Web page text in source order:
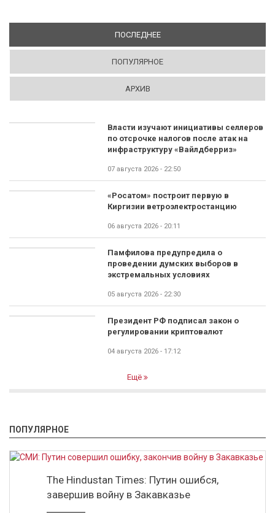
ПОСЛЕДНЕЕ(АКТИВНАЯ ВКЛАДКА)
ПОПУЛЯРНОЕ
АРХИВ
Власти изучают инициативы селлеров
по отсрочке налогов после атак на
инфраструктуру «Вайлдберриз»
07 августа 2026 - 22:50
«Росатом» построит первую в
Киргизии ветроэлектростанцию
06 августа 2026 - 20:11
Памфилова предупредила о
проведении думских выборов в
экстремальных условиях
05 августа 2026 - 22:30
Президент РФ подписал закон о
регулировании криптовалют
04 августа 2026 - 17:12
Ещё
ПОПУЛЯРНОЕ
The Hindustan Times: Путин ошибся,
завершив войну в Закавказье